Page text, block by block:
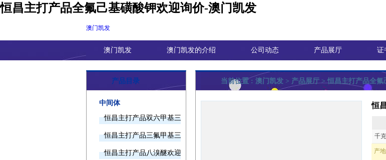
恒昌主打产品全氟己基磺酸钾欢迎询价-澳门凯发
澳门凯发
澳门凯发 澳门凯发的介绍 公司动态 产品展厅 证
产品目录
中间体
恒昌主打产品双六甲基三胺欢迎询价
恒昌主打产品三氟甲基三甲基硅烷欢迎询价
恒昌主打产品八溴醚欢迎询价
当前位置 : 澳门凯发 > 产品展厅 > 恒昌主打产品全
恒
千克
产